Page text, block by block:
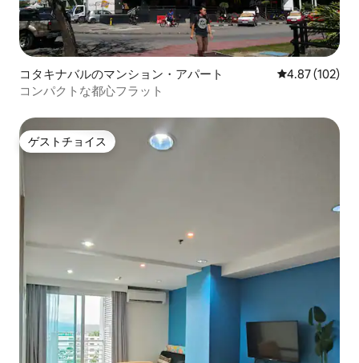
コタキナバルのマンション・アパート レビュー102
4.87 (102)
コンパクトな都心フラット
ゲストチョイス
ゲストチョイス